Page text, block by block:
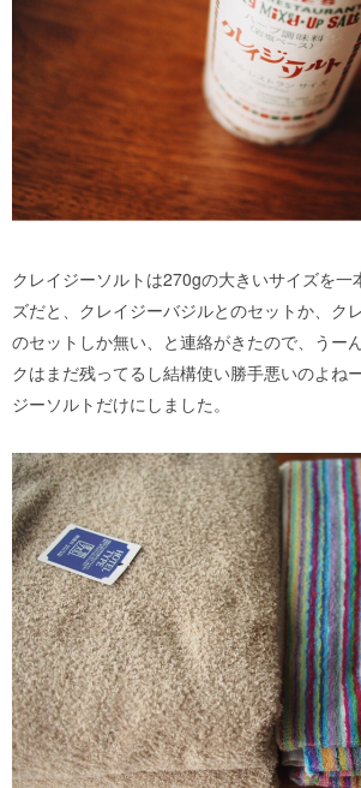
クレイジーソルトは270gの大きいサイズを一
ズだと、クレイジーバジルとのセットか、ク
のセットしか無い、と連絡がきたので、うー
クはまだ残ってるし結構使い勝手悪いのよね
ジーソルトだけにしました。